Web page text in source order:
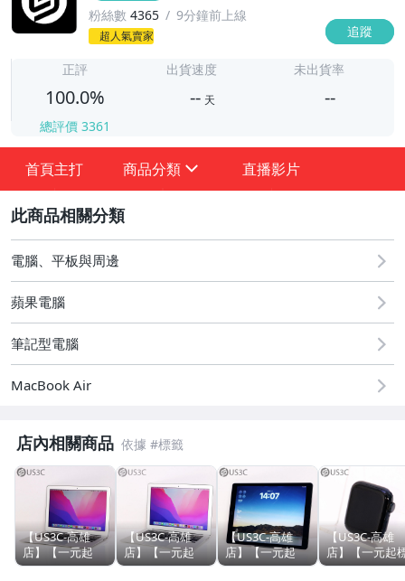
粉絲數 4365 9分鐘前上線
超人氣賣家 追蹤
-
正評
100.0%
總評價 3361
出貨速度
-- 天
未出貨率
--
首頁主打 商品分類
★★★ 一元起標優惠專區 ★★★
液晶顯示器
筆記型電腦 (MacBook Pro 13 &14吋)
筆記型電腦 (MacBook Air)
筆記型電腦 (ASUS)
直播影片
電腦、平板與周邊
蘋果電腦
筆記型電腦
MacBook Air
店內相關商品
【US3C-高雄
店】【一元起
標】公司貨
【US3C-高雄
店】【一元起
標】公司貨
【US3C-高雄
店】【一元起
標】台灣公司貨
【US3C-高雄
店】【一元起
故障機】台灣